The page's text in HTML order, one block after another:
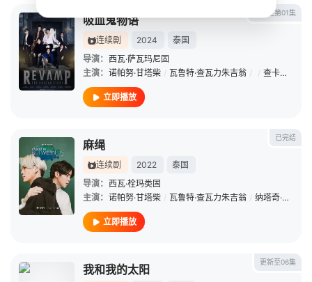
更新至第01集
吸血鬼物语
连续剧 2024
泰国
导演： 西瓦·萨瓦玛尼固
主演： 诺帕努·甘塔柴 / 瓦鲁特·查瓦力朱吉翁 / / 查卡蒙·瑟颂维塔亚
立即播放
已完结
麻绳
连续剧 2022
泰国
导演： 西瓦·栓玛类固
主演： 诺帕努·甘塔柴 / 瓦鲁特·查瓦力朱吉翁 / 纳塔奇·司隶朋通
立即播放
更新至06集
我和我的太阳